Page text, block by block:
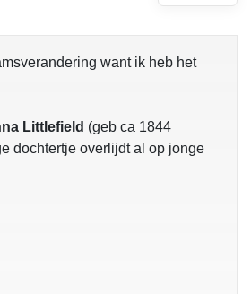
want ik heb het
Littlefield (geb ca 1844
dochtertje overlijdt al op jonge